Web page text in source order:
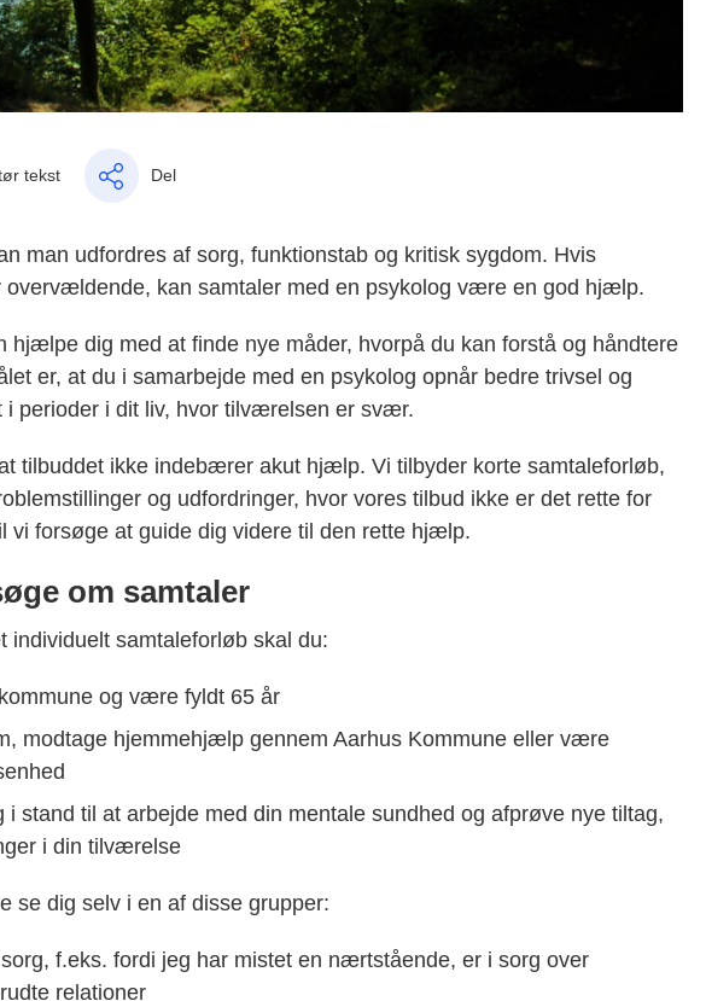
tekst Del
man udfordres af sorg, funktionstab og kritisk sygdom. Hvis
overvældende, kan samtaler med en psykolog være en god hjælp.
hjælpe dig med at finde nye måder, hvorpå du kan forstå og håndtere
er, at du i samarbejde med en psykolog opnår bedre trivsel og
i perioder i dit liv, hvor tilværelsen er svær.
tilbuddet ikke indebærer akut hjælp. Vi tilbyder korte samtaleforløb,
og udfordringer, hvor vores tilbud ikke er det rette for
vi forsøge at guide dig videre til den rette hjælp.
om samtaler
individuelt samtaleforløb skal du:
og være fyldt 65 år
modtage hjemmehjælp gennem Aarhus Kommune eller være
stand til at arbejde med din mentale sundhed og afprøve nye tiltag,
i din tilværelse
se dig selv i en af disse grupper:
f.eks. fordi jeg har mistet en nærtstående, er i sorg over
relationer